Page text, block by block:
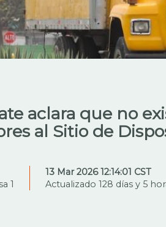
aclara que no
al Sitio de
1
13 Mar 2026 12:14:01 CST
Actualizado 128 días y 5